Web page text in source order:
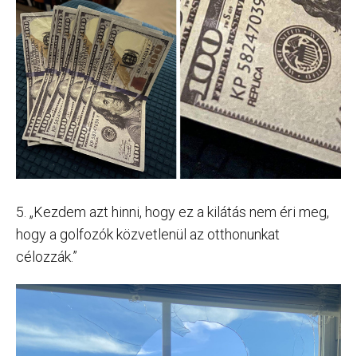
5. „Kezdem azt hinni, hogy ez a kilátás nem éri meg,
hogy a golfozók közvetlenül az otthonunkat
célozzák.”